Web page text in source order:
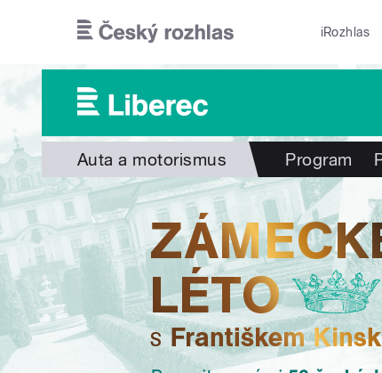
iRozhlas
Auta a motorismus Program